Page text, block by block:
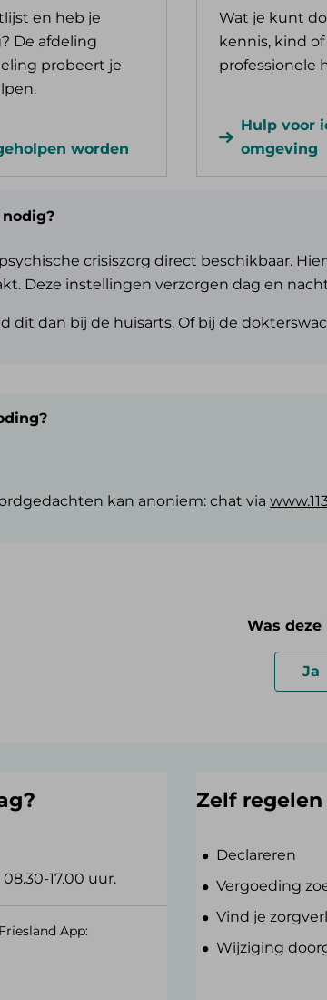
en heb je
De afdeling
probeert je
worden
Wat je kunt
kennis, kind
professionele
Hulp voor
omgeving
crisiszorg direct beschikbaar.
Deze instellingen verzorgen dag en
dit dan bij de huisarts. Of bij de
kan anoniem: chat via
Was
Ja
17.00 uur.
App:
Zelf regelen
Declareren
Vergoeding
Vind je
Wijziging